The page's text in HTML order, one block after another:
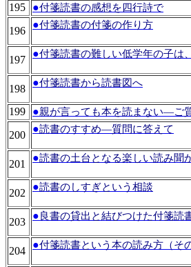
195 ●付箋読書の感想を四行詩で
196
●付箋読書の付箋の作り方
197
●付箋読書の難しい低学年の子は
198
●付箋読書から読書図へ
199 ●親が言っても本を読まない―ご
200
●読書のすすめ―質問に答えて
201
●読書の土台となる楽しい読み聞
202
●読書のしすぎという相談
203
●良書の貸出と結びつけた付箋読
204
●付箋読書という本の読み方（そ